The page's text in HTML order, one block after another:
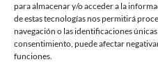
para almacenar y/o acceder a la
de estas tecnologías nos permitirá
navegación o las identificaciones
consentimiento, puede afectar
funciones.
Política de Devoluciones y
Términos y Condiciones de Uso